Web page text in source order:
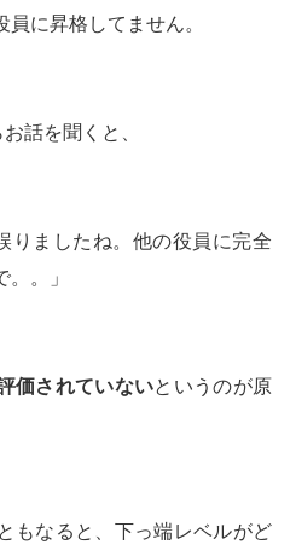
に昇格してません。
話を聞くと、
りましたね。他の役員に完全
。」
価されていないというのが原
もなると、下っ端レベルがど